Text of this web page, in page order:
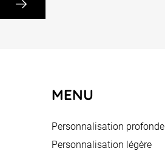
MENU
Personnalisation profonde
Personnalisation légère